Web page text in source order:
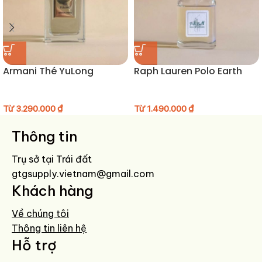
🌙 Hương cuối:Rêu sồi, đậu tonka, gỗ đàn hương
Armani Thé YuLong
Từ3.290.000₫
Raph Lauren Polo Earth
Từ1.490.000₫
Thông tin
Trụ sở tại Trái đất
gtgsupply.vietnam@gmail.com
Khách hàng
Về chúng tôi
Thông tin liên hệ
Hỗ trợ